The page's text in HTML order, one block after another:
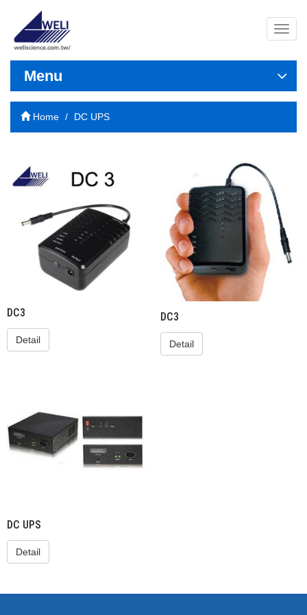
導
覽
開
Menu
Home DC UPS
DC3
Detail
DC3
Detail
DC UPS
Detail